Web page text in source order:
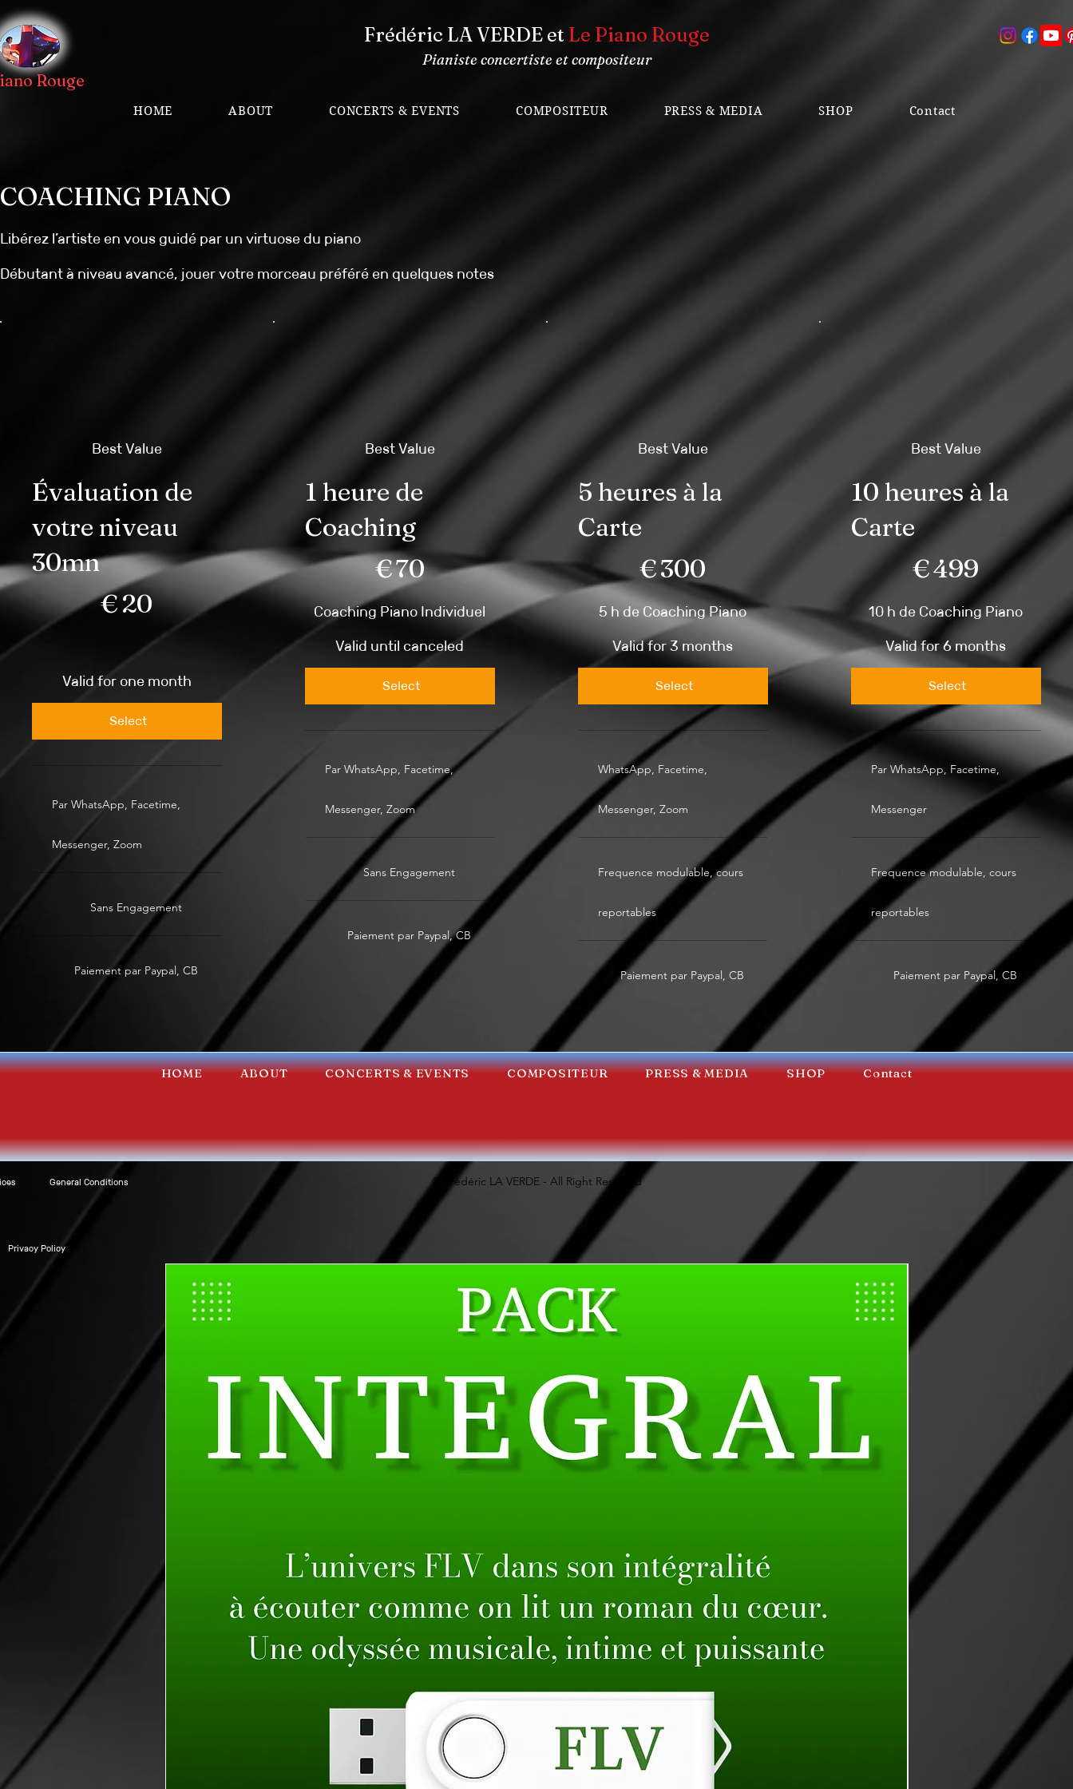
Frédéric LA VERDE et Le Piano Rouge
Pianiste concertiste et compositeur
Rouge
HOME ABOUT CONCERTS & EVENTS COMPOSITEUR PRESS & MEDIA SHOP Contact
Best Value
Évaluation de
votre niveau
30mn
€20
Valid for one month
Select
Par WhatsApp, Facetime,
Messenger, Zoom
Sans Engagement
Paiement par Paypal, CB
Best Value
1 heure de
Coaching
€70
Coaching Piano Individuel
Valid until canceled
Select
Par WhatsApp, Facetime,
Messenger, Zoom
Sans Engagement
Paiement par Paypal, CB
Best Value
5 heures à la
Carte
€300
5 h de Coaching Piano
Valid for 3 months
Select
WhatsApp, Facetime,
Messenger, Zoom
Frequence modulable, cours
reportables
Paiement par Paypal, CB
Best Value
10 heures à la
Carte
€499
10 h de Coaching Piano
Valid for 6 months
Select
Par WhatsApp, Facetime,
Messenger
Frequence modulable, cours
reportables
Paiement par Paypal, CB
COACHING PIANO
Libérez l’artiste en vous guidé par un virtuose du piano
Débutant à niveau avancé, jouer votre morceau préféré en quelques notes
HOME ABOUT CONCERTS & EVENTS COMPOSITEUR PRESS & MEDIA SHOP Contact
General Conditions © Frédéric LA VERDE - All Right Reserved
Privacy Policy